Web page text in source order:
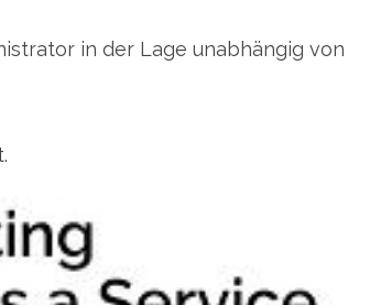
in der Lage unabhängig von